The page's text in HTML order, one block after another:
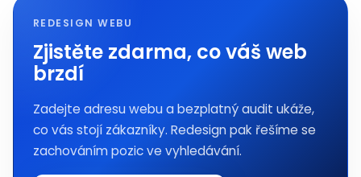
REDESIGN WEBU
Zjistěte zdarma, co váš web
brzdí
Zadejte adresu webu a bezplatný audit ukáže,
co vás stojí zákazníky. Redesign pak řešíme se
zachováním pozic ve vyhledávání.